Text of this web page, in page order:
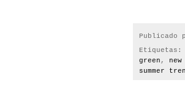
Publicado
Etiquetas:
green,
summer